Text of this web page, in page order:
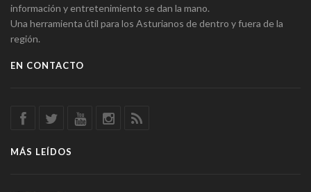
información y entretenimiento se dan la mano.
Una herramienta útil para los Asturianos de dentro y fuera de la
región.
EN CONTACTO
MÁS LEÍDOS